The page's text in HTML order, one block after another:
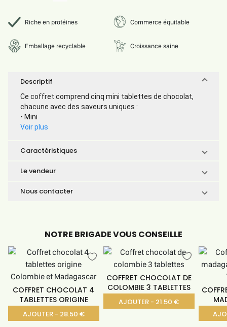
Riche en protéines Commerce équitable
Emballage recyclable Croissance saine
Descriptif
Ce coffret comprend cinq mini tablettes de chocolat,
chacune avec des saveurs uniques :
• Mini
Voir plus
Caractéristiques
Le vendeur
Nous contacter
NOTRE BRIGADE VOUS CONSEILLE
COFFRET CHOCOLAT 4
TABLETTES ORIGINE
AJOUTER - 28.50 €
COFFRET CHOCOLAT DE
COLOMBIE 3 TABLETTES
AJOUTER - 21.50 €